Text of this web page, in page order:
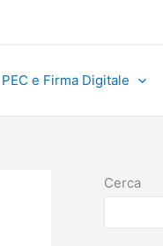
PEC e Firma Digitale
Cerca